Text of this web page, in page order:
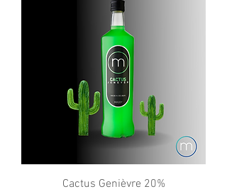
Cactus Genièvre 20%